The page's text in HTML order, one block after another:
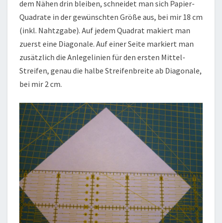
dem Nähen drin bleiben, schneidet man sich Papier-
Quadrate in der gewünschten Größe aus, bei mir 18 cm
(inkl. Nahtzgabe). Auf jedem Quadrat makiert man
zuerst eine Diagonale. Auf einer Seite markiert man
zusätzlich die Anlegelinien für den ersten Mittel-
Streifen, genau die halbe Streifenbreite ab Diagonale,
bei mir 2 cm.